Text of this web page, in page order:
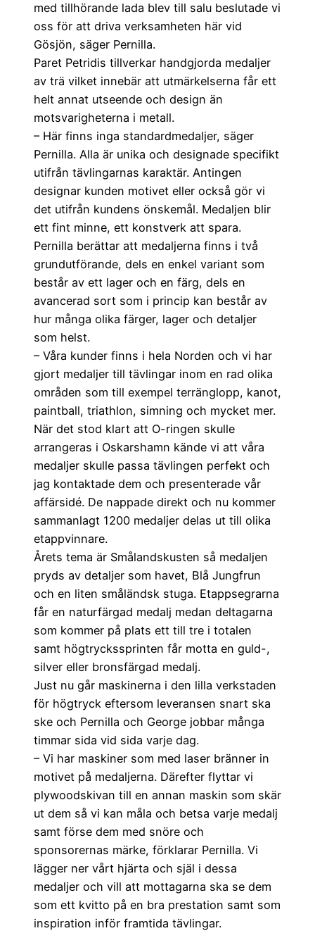
med tillhörande lada blev till salu beslutade vi
oss för att driva verksamheten här vid
Gösjön, säger Pernilla.
Paret Petridis tillverkar handgjorda medaljer
av trä vilket innebär att utmärkelserna får ett
helt annat utseende och design än
motsvarigheterna i metall.
– Här finns inga standardmedaljer, säger
Pernilla. Alla är unika och designade specifikt
utifrån tävlingarnas karaktär. Antingen
designar kunden motivet eller också gör vi
det utifrån kundens önskemål. Medaljen blir
ett fint minne, ett konstverk att spara.
Pernilla berättar att medaljerna finns i två
grundutförande, dels en enkel variant som
består av ett lager och en färg, dels en
avancerad sort som i princip kan består av
hur många olika färger, lager och detaljer
som helst.
– Våra kunder finns i hela Norden och vi har
gjort medaljer till tävlingar inom en rad olika
områden som till exempel terränglopp, kanot,
paintball, triathlon, simning och mycket mer.
När det stod klart att O-ringen skulle
arrangeras i Oskarshamn kände vi att våra
medaljer skulle passa tävlingen perfekt och
jag kontaktade dem och presenterade vår
affärsidé. De nappade direkt och nu kommer
sammanlagt 1200 medaljer delas ut till olika
etappvinnare.
Årets tema är Smålandskusten så medaljen
pryds av detaljer som havet, Blå Jungfrun
och en liten småländsk stuga. Etappsegrarna
får en naturfärgad medalj medan deltagarna
som kommer på plats ett till tre i totalen
samt högtryckssprinten får motta en guld-,
silver eller bronsfärgad medalj.
Just nu går maskinerna i den lilla verkstaden
för högtryck eftersom leveransen snart ska
ske och Pernilla och George jobbar många
timmar sida vid sida varje dag.
– Vi har maskiner som med laser bränner in
motivet på medaljerna. Därefter flyttar vi
plywoodskivan till en annan maskin som skär
ut dem så vi kan måla och betsa varje medalj
samt förse dem med snöre och
sponsorernas märke, förklarar Pernilla. Vi
lägger ner vårt hjärta och själ i dessa
medaljer och vill att mottagarna ska se dem
som ett kvitto på en bra prestation samt som
inspiration inför framtida tävlingar.